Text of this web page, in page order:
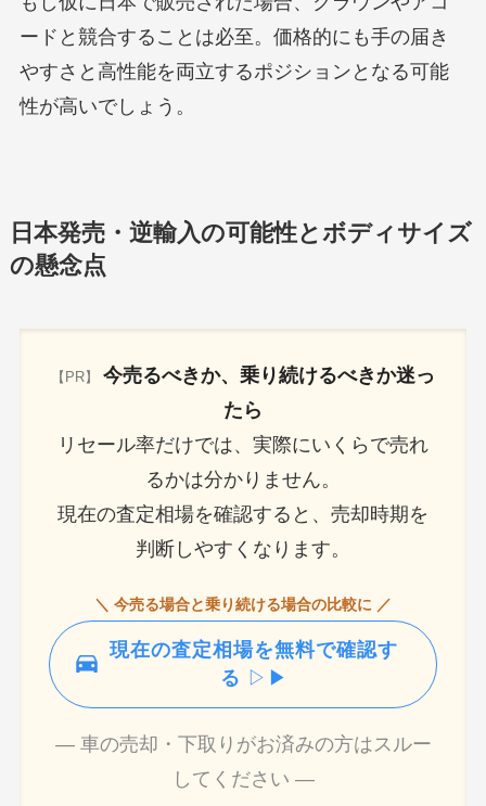
ードと競合することは必至。価格的にも手の届き
やすさと高性能を両立するポジションとなる可能
性が高いでしょう。
日本発売・逆輸入の可能性とボディサイズ
の懸念点
【PR】
今売るべきか、乗り続けるべきか迷っ
たら
リセール率だけでは、実際にいくらで売れ
るかは分かりません。
現在の査定相場を確認すると、売却時期を
判断しやすくなります。
＼ 今売る場合と乗り続ける場合の比較に ／
現在の査定相場を無料で確認す
る ▷▶
― 車の売却・下取りがお済みの方はスルー
してください ―